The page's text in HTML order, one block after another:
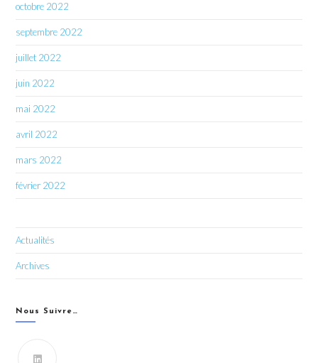
octobre 2022
septembre 2022
juillet 2022
juin 2022
mai 2022
avril 2022
mars 2022
février 2022
Actualités
Archives
Nous Suivre…
Vous souhaitez recevoir les dernières infos du CIPRO